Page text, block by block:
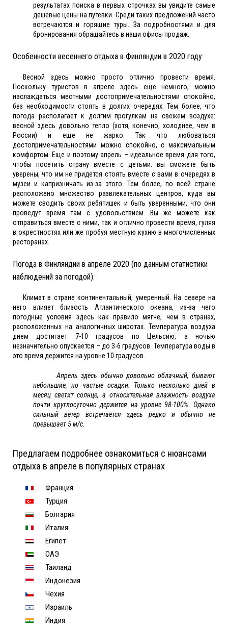
результатах поиска в первых строчках вы увидите самые
дешевые цены на путевки. Среди таких предложений часто
встречаются и горящие туры. За подробностями и для
бронирования обращайтесь в наши офисы продаж.
Особенности весеннего отдыха в Финляндии в 2020 году:
Весной здесь можно просто отлично провести время.
Поскольку туристов в апреле здесь еще немного, можно
наслаждаться местными достопримечательностями спокойно,
без необходимости стоять в долгих очередях. Тем более, что
погода располагает к долгим прогулкам на свежем воздухе:
весной здесь довольно тепло (хотя, конечно, холоднее, чем в
России) и еще не жарко. Так что любоваться
достопримечательностями можно спокойно, с максимальным
комфортом. Еще и поэтому апрель – идеальное время для того,
чтобы посетить страну вместе с детьми: вы сможете быть
уверены, что им не придется стоять вместе с вами в очередях в
музеи и капризничать из-за этого. Тем более, по всей стране
расположено множество развлекательных центров, куда вы
можете сводить своих ребятишек и быть уверенными, что они
проведут время там с удовольствием. Вы же можете как
отправиться вместе с ними, так и отлично провести время, гуляя
в окрестностях или же пробуя местную кухню в многочисленных
ресторанах.
Погода в Финляндии в апреле 2020 (по данным статистики
наблюдений за погодой):
Климат в стране континентальный, умеренный. На севере на
него влияет близость Атлантического океана, из-за чего
погодные условия здесь как правило мягче, чем в странах,
расположенных на аналогичных широтах. Температура воздуха
днем достигает 7-10 градусов по Цельсию, а ночью
незначительно опускается – до 3-6 градусов. Температура воды в
это время держится на уровне 10 градусов.
Апрель здесь обычно довольно облачный, бывают
небольшие, но частые осадки. Только несколько дней в
месяц светит солнце, а относительная влажность воздуха
почти круглосуточно держится на уровне 98-100%. Однако
сильный ветер встречается здесь редко и обычно не
превышает 5 м/с.
Предлагаем подробнее ознакомиться с нюансами
отдыха в апреле в популярных странах
Франция
Турция
Болгария
Италия
Египет
ОАЭ
Таиланд
Индонезия
Чехия
Израиль
Индия